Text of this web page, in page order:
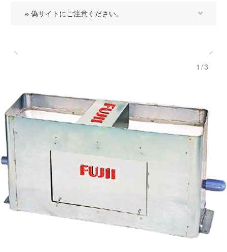
※ 偽サイトにご注意ください。
1/3